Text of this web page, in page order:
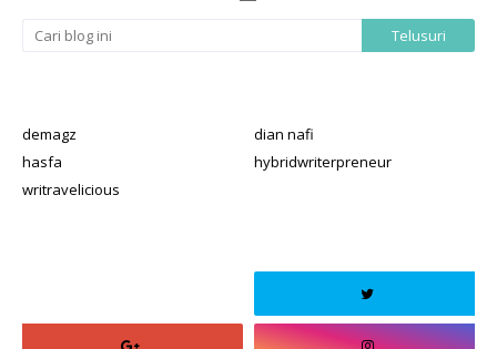
demagz
dian nafi
hasfa
hybridwriterpreneur
writravelicious